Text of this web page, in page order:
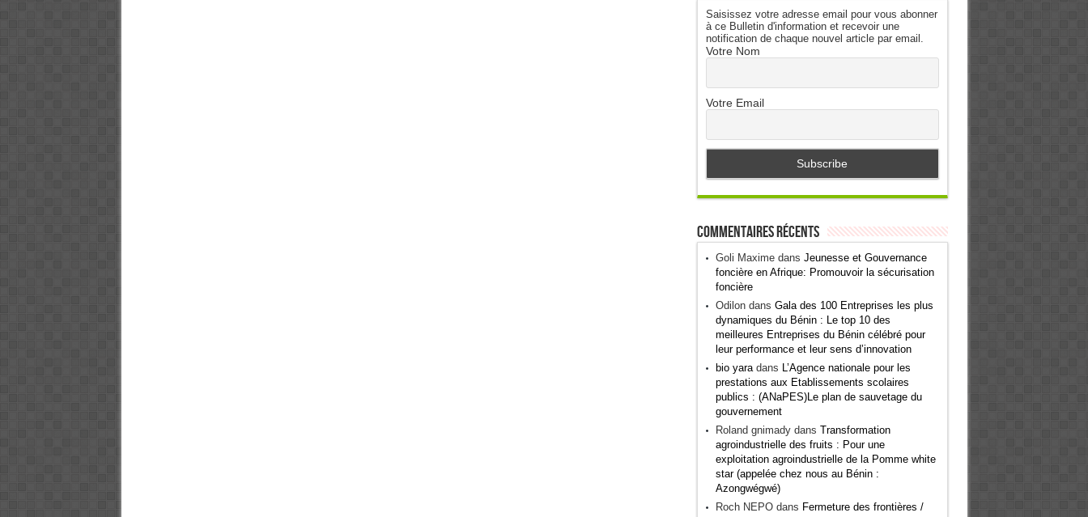
Saisissez votre adresse email pour vous abonner
à ce Bulletin d'information et recevoir une
notification de chaque nouvel article par email.
Votre Nom
Votre Email
Commentaires récents
Goli Maximedans Jeunesse et Gouvernance
foncière en Afrique: Promouvoir la sécurisation
foncière
Odilondans Gala des 100 Entreprises les plus
dynamiques du Bénin : Le top 10 des
meilleures Entreprises du Bénin célébré pour
leur performance et leur sens d’innovation
bio yaradans L’Agence nationale pour les
prestations aux Etablissements scolaires
publics : (ANaPES)Le plan de sauvetage du
gouvernement
Roland gnimadydans Transformation
agroindustrielle des fruits : Pour une
exploitation agroindustrielle de la Pomme white
star (appelée chez nous au Bénin :
Azongwégwé)
Roch NEPOdans Fermeture des frontières /